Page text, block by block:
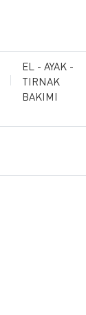
EL - AYAK -
TIRNAK
BAKIMI